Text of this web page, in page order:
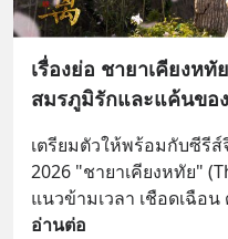
เรื่องย่อ ชายาเคียงห
สมรภูมิรักและแค้นของ
เตรียมตัวให้พร้อมกับซีรี
2026 "ชายาเคียงหทัย"
แนวข้ามเวลา เชือดเฉือ
อ่านต่อ